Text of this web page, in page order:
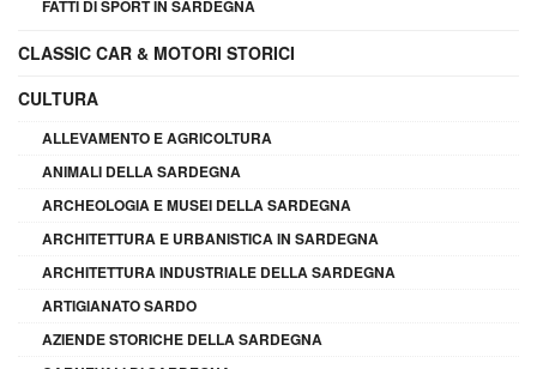
FATTI DI SPORT IN SARDEGNA
CLASSIC CAR & MOTORI STORICI
CULTURA
ALLEVAMENTO E AGRICOLTURA
ANIMALI DELLA SARDEGNA
ARCHEOLOGIA E MUSEI DELLA SARDEGNA
ARCHITETTURA E URBANISTICA IN SARDEGNA
ARCHITETTURA INDUSTRIALE DELLA SARDEGNA
ARTIGIANATO SARDO
AZIENDE STORICHE DELLA SARDEGNA